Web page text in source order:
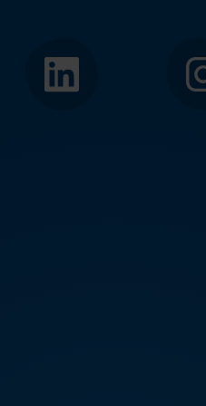
إنستجرام
لينكد
إن